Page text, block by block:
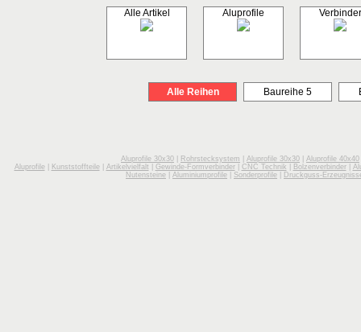
Alle Artikel Aluprofile Verbinder
Alle Reihen Baureihe 5
Aluprofile 30x30 Rohrstecksystem Aluprofile 30x30 Aluprofile 40x40
Aluprofile| Kunststoffteile| Artikelvielfalt Gewinde-Formverbinder| CNC Technik Bolzenverbinder|
Nutensteine
Aluminiumprofile Sonderprofile Druckguss-